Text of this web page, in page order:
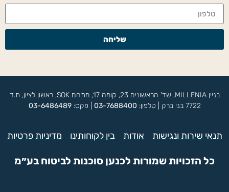
שליחה
בניין MILLENIA, שד' הראשונים 23, קומה 17, מתחם SOK, ראשון לציון, ת.ד
7722 בני ברק | טלפון:
03-7688400 | פקס:03-6486489
תנאי שירות ונגישות אודות בין לקוחותינו מדיניות פרטיות
כל הזכויות שמורות לכנען סוכנות לביטוח בע״מ